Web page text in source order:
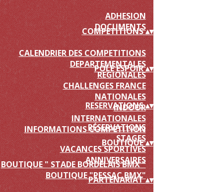
ADHESION
DOCUMENTS
COMPETITIONS▴▾
CALENDRIER DES COMPETITIONS
DEPARTEMENTALES
REGIONALES
CHALLENGES FRANCE
NATIONALES
INDOOR
INTERNATIONALES
INFORMATIONS COMPETITION
POLE ESPOIR▴▾
RESERVATIONS▴▾
RÉSERVATIONS
STAGES
VACANCES SPORTIVES
ANNIVERSAIRES
BOUTIQUE▴▾
BOUTIQUE " STADE BORDELAIS BMX "
BOUTIQUE "PESSAC BMX"
PARTENARIAT▴▾